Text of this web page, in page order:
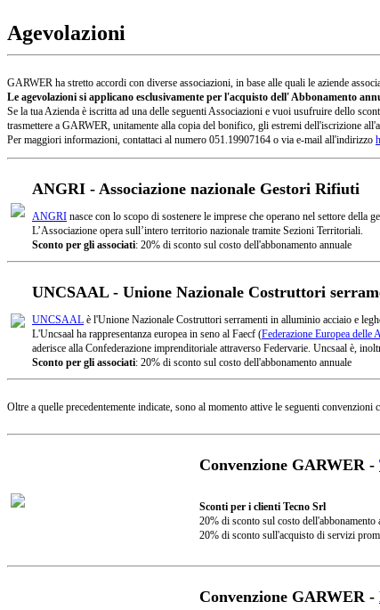
Agevolazioni
GARWER ha stretto accordi con diverse associazioni, in base alle quali le aziende
Le agevolazioni si applicano esclusivamente per l'acquisto dell' Abbonamento
Se la tua Azienda è iscritta ad una delle seguenti Associazioni e vuoi usufruire dello
trasmettere a GARWER, unitamente alla copia del bonifico, gli estremi dell'iscrizione
Per maggiori informazioni, contattaci al numero 051.19907164 o via e-mail all'indirizzo
ANGRI - Associazione nazionale Gestori Rifiuti
ANGRI nasce con lo scopo di sostenere le imprese che operano nel settore
L’Associazione opera sull’intero territorio nazionale tramite Sezioni Territoriali.
Sconto per gli associati: 20% di sconto sul costo dell'abbonamento annuale
UNCSAAL - Unione Nazionale Costruttori
UNCSAAL è l'Unione Nazionale Costruttori serramenti in alluminio acciaio e
L'Uncsaal ha rappresentanza europea in seno al Faecf (Federazione Europea delle
aderisce alla Confederazione imprenditoriale attraverso Federvarie. Uncsaal è,
Sconto per gli associati: 20% di sconto sul costo dell'abbonamento annuale
Oltre a quelle precedentemente indicate, sono al momento attive le seguenti
Convenzione GARWER -
Sconti per i clienti Tecno Srl
20% di sconto sul costo dell'abbonamento
20% di sconto sull'acquisto di servizi
Convenzione GARWER -